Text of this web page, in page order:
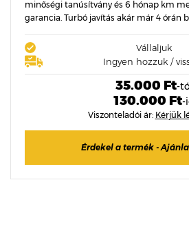
minőségi tanúsítvány és 6 hónap km
garancia. Turbó javítás akár már 4 órán
Vállaljuk
Ingyen hozzuk /
35.000 Ft-
130.000 Ft-
Viszonteladói ár: Kérjük
Érdekel a termék -